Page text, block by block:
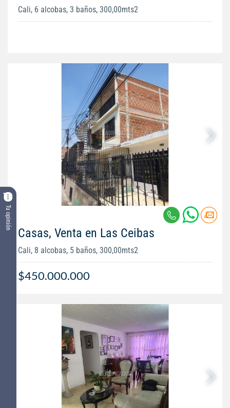
Tu opinión
Cali, 6 alcobas, 3 baños, 300,00mts2
Casas, Venta en Las Ceibas
Cali, 8 alcobas, 5 baños, 300,00mts2
$450.000.000